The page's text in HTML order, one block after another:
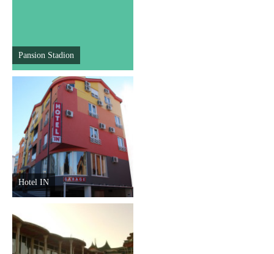
Pansion Stadion
Hotel IN